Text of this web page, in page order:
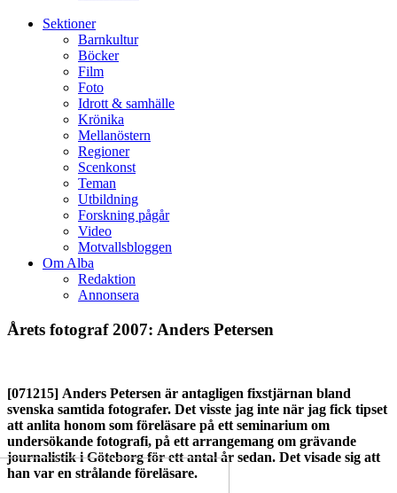
Sektioner
Barnkultur
Böcker
Film
Foto
Idrott & samhälle
Krönika
Mellanöstern
Regioner
Scenkonst
Teman
Utbildning
Forskning pågår
Video
Motvallsbloggen
Om Alba
Redaktion
Annonsera
Årets fotograf 2007: Anders Petersen
[071215] Anders Petersen är antagligen fixstjärnan bland
svenska samtida fotografer. Det visste jag inte när jag fick tipset
att anlita honom som föreläsare på ett seminarium om
undersökande fotografi, på ett arrangemang om grävande
journalistik i Göteborg för ett antal år sedan. Det visade sig att
han var en strålande föreläsare.